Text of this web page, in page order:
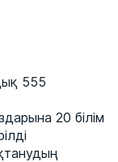
555
20 білім